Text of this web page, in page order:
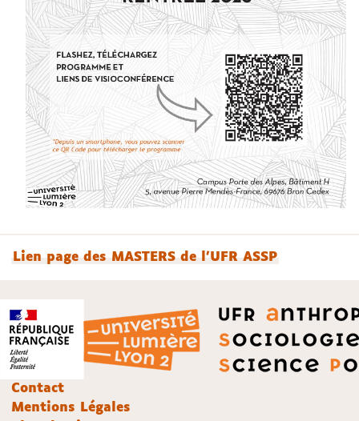
Lien page des MASTERS de l'UFR ASSP
Contact
Mentions Légales